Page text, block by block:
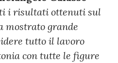
i risultati ottenuti sul
mostrato grande
tutto il lavoro
con tutte le figure